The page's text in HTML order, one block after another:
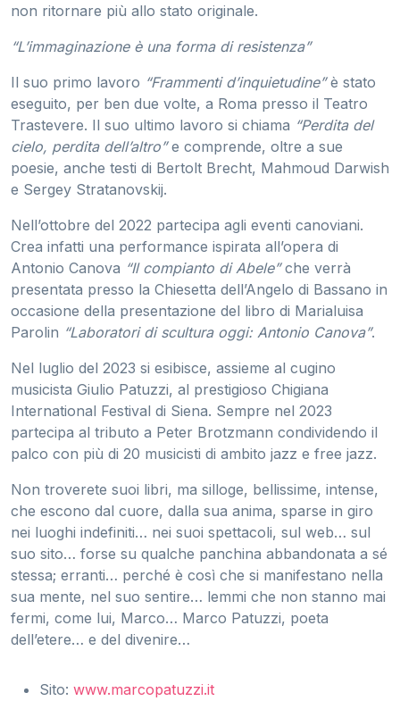
non ritornare più allo stato originale.
“L’immaginazione è una forma di resistenza”
Il suo primo lavoro “Frammenti d’inquietudine”è stato
eseguito, per ben due volte, a Roma presso il Teatro
Trastevere. Il suo ultimo lavoro si chiama “Perdita del
cielo, perdita dell’altro”e comprende, oltre a sue
poesie, anche testi di Bertolt Brecht, Mahmoud Darwish
e Sergey Stratanovskij.
Nell’ottobre del 2022 partecipa agli eventi canoviani.
Crea infatti una performance ispirata all’opera di
Antonio Canova “Il compianto di Abele”che verrà
presentata presso la Chiesetta dell’Angelo di Bassano in
occasione della presentazione del libro di Marialuisa
Parolin “Laboratori di scultura oggi: Antonio Canova”.
Nel luglio del 2023 si esibisce, assieme al cugino
musicista Giulio Patuzzi, al prestigioso Chigiana
International Festival di Siena. Sempre nel 2023
partecipa al tributo a Peter Brotzmann condividendo il
palco con più di 20 musicisti di ambito jazz e free jazz.
Non troverete suoi libri, ma silloge, bellissime, intense,
che escono dal cuore, dalla sua anima, sparse in giro
nei luoghi indefiniti… nei suoi spettacoli, sul web… sul
suo sito… forse su qualche panchina abbandonata a sé
stessa; erranti… perché è così che si manifestano nella
sua mente, nel suo sentire… lemmi che non stanno mai
fermi, come lui, Marco… Marco Patuzzi, poeta
dell’etere… e del divenire…
Sito: www.marcopatuzzi.it